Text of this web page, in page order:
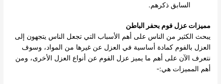
السابق ذكرهم.
مميزات عزل فوم بحفر الباطن
يبحث الكثير من الناس على أهم الأسباب التي تجعل الناس يتجهون إلى
العزل بالفوم كمادة أساسية في العزل عن غيرها من المواد، وسوف
نتعرف الآن على أهم ما يميز عزل الفوم عن أنواع العزل الأخرى، ومن
أهم المميزات هي:-